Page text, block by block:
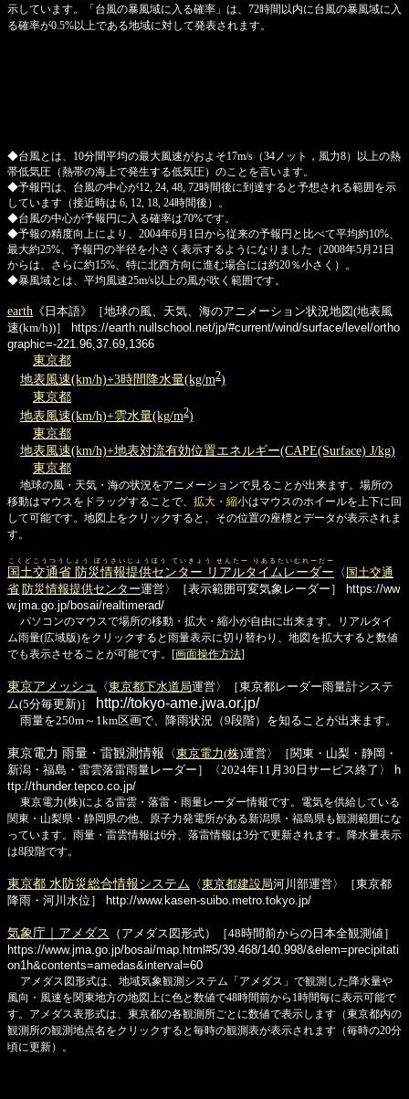
示しています。「台風の暴風域に入る確率」は、72時間以内に台風の暴風域に入
る確率が0.5%以上である地域に対して発表されます。
◆台風とは、10分間平均の最大風速がおよそ17m/s（34ノット，風力8）以上の熱
帯低気圧（熱帯の海上で発生する低気圧）のことを言います。
◆予報円は、台風の中心が12, 24, 48, 72時間後に到達すると予想される範囲を示
しています（接近時は 6, 12, 18, 24時間後）。
◆台風の中心が予報円に入る確率は70%です。
◆予報の精度向上により、2004年6月1日から従来の予報円と比べて平均約10%、
最大約25%、予報円の半径を小さく表示するようになりました（2008年5月21日
からは、さらに約15%、特に北西方向に進む場合には約20％小さく）。
◆暴風域とは、平均風速25m/s以上の風が吹く範囲です。
earth 《日本語》［地球の風、天気、海のアニメーション状況地図(地表風
速(km/h))］
https://earth.nullschool.net/jp/#current/wind/surface/level/ortho
graphic=-221.96,37.69,1366
東京都
地表風速(km/h)+3時間降水量(kg/m2)
東京都
地表風速(km/h)+雲水量(kg/m2)
東京都
地表風速(km/h)+地表対流有効位置エネルギー(CAPE(Surface) J/kg)
東京都
地球の風・天気・海の状況をアニメーションで見ることが出来ます。場所の
移動はマウスをドラッグすることで、 拡大・縮小はマウスのホイールを上下に回
して可能です。地図上をクリックすると、その位置の座標とデータが表示されま
す。
国土交通省 防災情報提供センター リアルタイムレーダー
こくどこうつうしょう ぼうさいじょうほう ていきょう せんたー りあるたいむれーだー
〈 国土交通
省 防災情報提供センター運営〉［表示範囲可変気象レーダー］
https://ww
w.jma.go.jp/bosai/realtimerad/
パソコンのマウスで場所の移動・拡大・縮小が自由に出来ます。リアルタイ
ム雨量(広域版)をクリックすると雨量表示に切り替わり、地図を拡大すると数値
でも表示させることが可能です。[画面操作方法]
東京アメッシュ 〈東京都下水道局運営〉［東京都レーダー雨量計システ
ム(5分毎更新)］
http://tokyo-ame.jwa.or.jp/
雨量を250m～1km区画で、降雨状況（9段階）を知ることが出来ます。
東京電力 雨量・雷観測情報 〈東京電力(株)運営〉［関東・山梨・静岡・
新潟・福島・雷雲落雷雨量レーダー］〈2024年11月30日サービス終了〉
h
ttp://thunder.tepco.co.jp/
東京電力(株)による雷雲・落雷・雨量レーダー情報です。電気を供給している
関東・山梨県・静岡県の他、原子力発電所がある新潟県・福島県も観測範囲にな
っています。雨量・雷雲情報は6分、落雷情報は3分で更新されます。降水量表示
は8段階です。
東京都 水防災総合情報システム 〈東京都建設局河川部運営〉［東京都
降雨・河川水位］
http://www.kasen-suibo.metro.tokyo.jp/
気象庁｜アメダス
（アメダス図形式）［48時間前からの日本全観測値］
https://www.jma.go.jp/bosai/map.html#5/39.468/140.998/&elem=precipitati
on1h&contents=amedas&interval=60
アメダス図形式は、地域気象観測システム「アメダス」で観測した降水量や
風向・風速を関東地方の地図上に色と数値で48時間前から1時間毎に表示可能で
す。アメダス表形式は、東京都の各観測所ごとに数値で表示します（東京都内の
観測所の観測地点名をクリックすると毎時の観測表が表示されます（毎時の20分
頃に更新）。